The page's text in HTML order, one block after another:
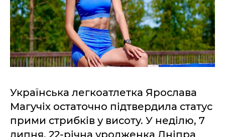
Українська легкоатлетка Ярослава
Магучіх остаточно підтвердила статус
прими стрибків у висоту. У неділю, 7
липня, 22-річна уродженка Дніпра